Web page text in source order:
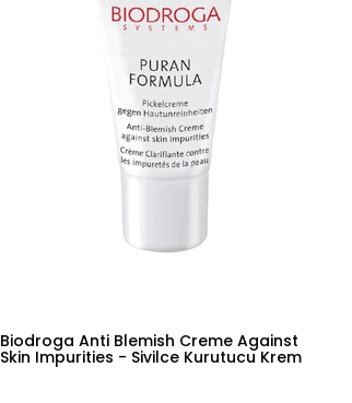
Biodroga Anti Blemish Creme Against
Skin Impurities - Sivilce Kurutucu Krem